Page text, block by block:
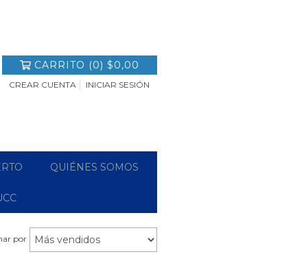
CARRITO (0) $0,00
CREAR CUENTA INICIAR SESIÓN
QUIÉNES SOMOS
por